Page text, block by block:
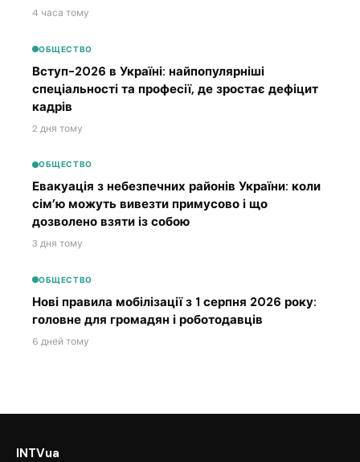
4 часа тому
ОБЩЕСТВО
Вступ-2026 в Україні: найпопулярніші
спеціальності та професії, де зростає дефіцит
кадрів
2 дня тому
ОБЩЕСТВО
Евакуація з небезпечних районів України: коли
сім’ю можуть вивезти примусово і що
дозволено взяти із собою
3 дня тому
ОБЩЕСТВО
Нові правила мобілізації з 1 серпня 2026 року:
головне для громадян і роботодавців
6 дней тому
INTVua